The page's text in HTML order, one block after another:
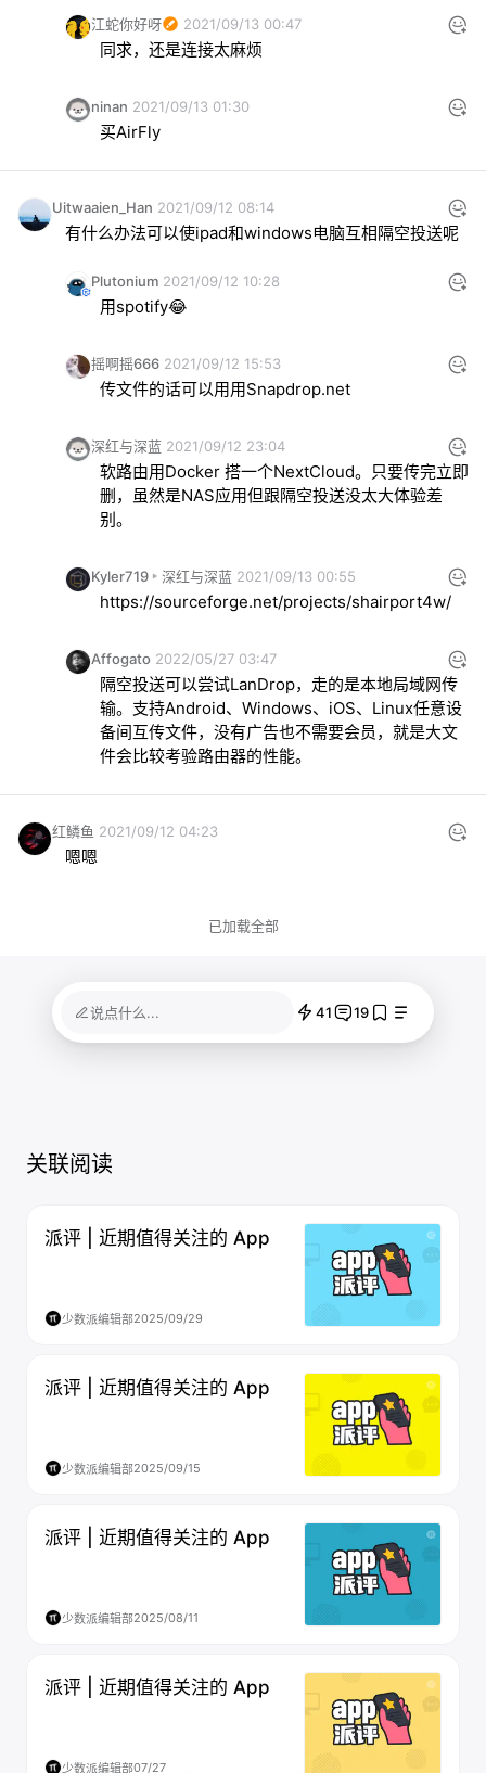
江蛇你好呀 2021/09/13 00:47
同求，还是连接太麻烦
ninan 2021/09/13 01:30
买AirFly
Uitwaaien_Han 2021/09/12 08:14
有什么办法可以使ipad和windows电脑互相隔空投送呢
Plutonium 2021/09/12 10:28
用spotify😂
摇啊摇666 2021/09/12 15:53
传文件的话可以用用Snapdrop.net
深红与深蓝 2021/09/12 23:04
软路由用Docker 搭一个NextCloud。只要传完立即
删，虽然是NAS应用但跟隔空投送没太大体验差
别。
Kyler719 深红与深蓝 2021/09/13 00:55
https://sourceforge.net/projects/shairport4w/
Affogato 2022/05/27 03:47
隔空投送可以尝试LanDrop，走的是本地局域网传
输。支持Android、Windows、iOS、Linux任意设
备间互传文件，没有广告也不需要会员，就是大文
件会比较考验路由器的性能。
红鳞鱼 2021/09/12 04:23
嗯嗯
已加载全部
说点什么... 41 19
关联阅读
派评 | 近期值得关注的 App
少数派编辑部2025/09/29
派评 | 近期值得关注的 App
少数派编辑部2025/09/15
派评 | 近期值得关注的 App
少数派编辑部2025/08/11
派评 | 近期值得关注的 App
少数派编辑部07/27